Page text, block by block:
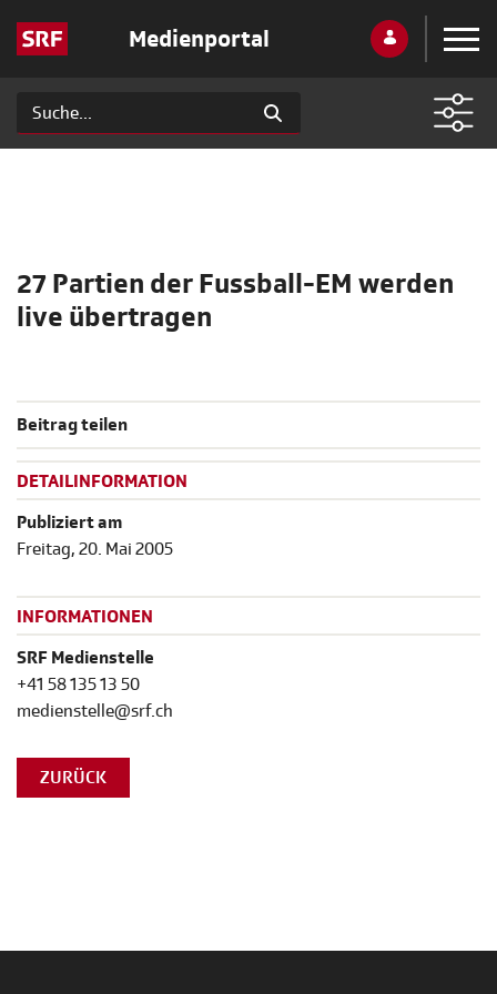
Medienportal
27 Partien der Fussball-EM werden
live übertragen
Beitrag teilen
DETAILINFORMATION
Publiziert am
Freitag, 20. Mai 2005
INFORMATIONEN
SRF Medienstelle
+41 58 135 13 50
medienstelle@srf.ch
ZURÜCK